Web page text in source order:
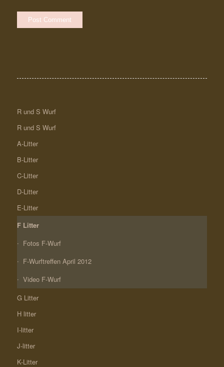
R und S Wurf
R und S Wurf
A-Litter
B-Litter
C-Litter
D-Litter
E-Litter
F Litter
Fotos F-Wurf
F-Wurftreffen April 2012
Video F-Wurf
G Litter
H litter
I-litter
J-litter
K-Litter